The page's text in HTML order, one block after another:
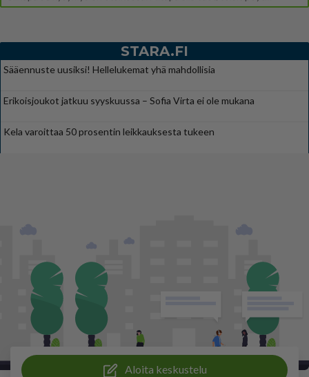
STARA.FI
Sääennuste uusiksi! Hellelukemat yhä mahdollisia
Erikoisjoukot jatkuu syyskuussa – Sofia Virta ei ole mukana
Kela varoittaa 50 prosentin leikkauksesta tukeen
Aloita keskustelu